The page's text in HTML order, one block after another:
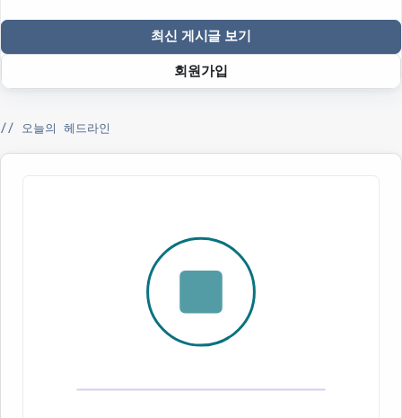
최신 게시글 보기
회원가입
// 오늘의 헤드라인